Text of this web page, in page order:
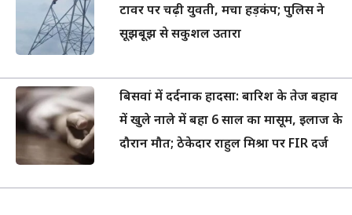
टावर पर चढ़ी युवती, मचा हड़कंप; पुलिस ने
सूझबूझ से सकुशल उतारा
बिसवां में दर्दनाक हादसा: बारिश के तेज बहाव
में खुले नाले में बहा 6 साल का मासूम, इलाज के
दौरान मौत; ठेकेदार राहुल मिश्रा पर FIR दर्ज